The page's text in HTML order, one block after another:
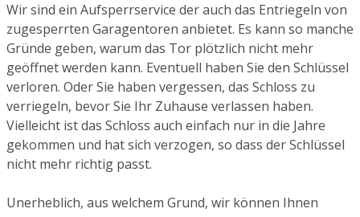
Wir sind ein Aufsperrservice der auch das Entriegeln von
zugesperrten Garagentoren anbietet. Es kann so manche
Gründe geben, warum das Tor plötzlich nicht mehr
geöffnet werden kann. Eventuell haben Sie den Schlüssel
verloren. Oder Sie haben vergessen, das Schloss zu
verriegeln, bevor Sie Ihr Zuhause verlassen haben.
Vielleicht ist das Schloss auch einfach nur in die Jahre
gekommen und hat sich verzogen, so dass der Schlüssel
nicht mehr richtig passt.
Unerheblich, aus welchem Grund, wir können Ihnen